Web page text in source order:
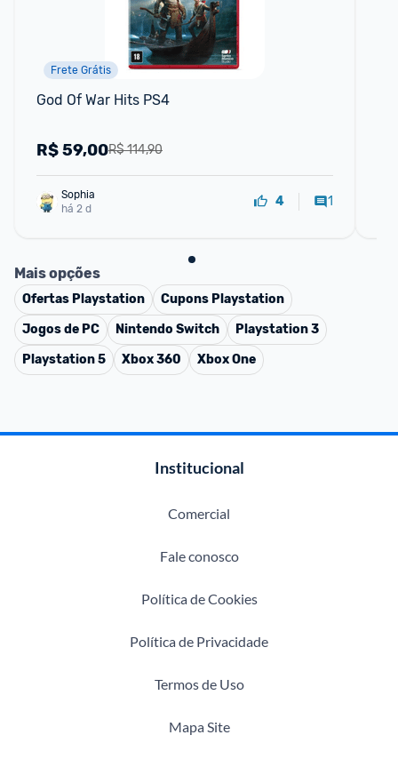
Frete Grátis
God Of War Hits PS4
R$ 114,90
R$59,00
Sophia
há 2 d
4 1
Mais opções
Ofertas Playstation Cupons Playstation
Jogos de PC
Nintendo Switch
Playstation 3
Playstation 5
Xbox 360 Xbox One
Institucional
Comercial
Fale conosco
Política de Cookies
Política de Privacidade
Termos de Uso
Mapa Site